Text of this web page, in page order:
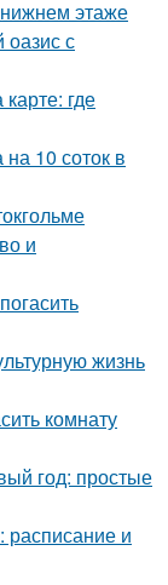
этаже
оазис с
где
10 соток в
и
жизнь
комнату
год: простые
и